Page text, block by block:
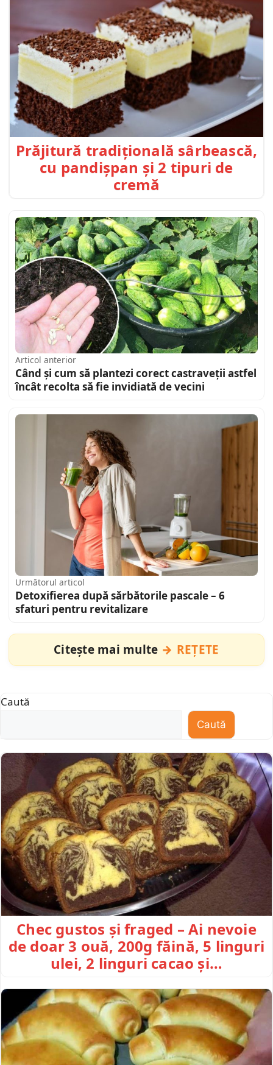
Prăjitură tradițională sârbească,
cu pandișpan și 2 tipuri de
cremă
Articol anterior
Când și cum să plantezi corect castraveții astfel
încât recolta să fie invidiată de vecini
Următorul articol
Detoxifierea după sărbătorile pascale – 6
sfaturi pentru revitalizare
Citește mai multe REȚETE
Caută
Caută
Chec gustos și fraged – Ai nevoie
de doar 3 ouă, 200g făină, 5 linguri
ulei, 2 linguri cacao și…